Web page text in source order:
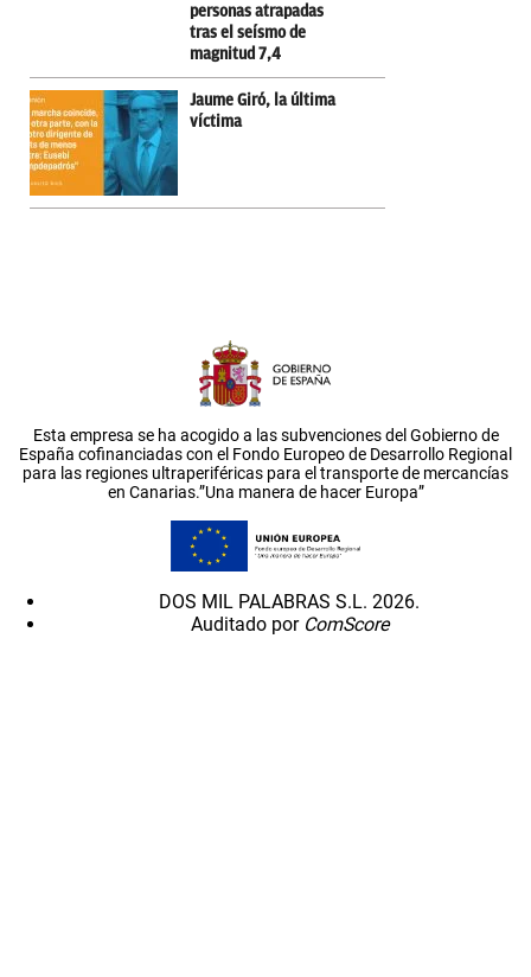
personas atrapadas
tras el seísmo de
magnitud 7,4
Jaume Giró, la última
víctima
Esta empresa se ha acogido a las subvenciones del Gobierno de
España cofinanciadas con el Fondo Europeo de Desarrollo Regional
para las regiones ultraperiféricas para el transporte de mercancías
en Canarias.”Una manera de hacer Europa”
DOS MIL PALABRAS S.L. 2026.
Auditado por ComScore